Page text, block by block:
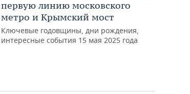
первую линию московского
метро и Крымский мост
Ключевые годовщины, дни рождения,
интересные события 15 мая 2025 года